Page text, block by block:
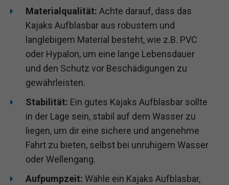
Materialqualität: Achte darauf, dass das
Kajaks Aufblasbar aus robustem und
langlebigem Material besteht, wie z.B. PVC
oder Hypalon, um eine lange Lebensdauer
und den Schutz vor Beschädigungen zu
gewährleisten.
Stabilität: Ein gutes Kajaks Aufblasbar sollte
in der Lage sein, stabil auf dem Wasser zu
liegen, um dir eine sichere und angenehme
Fahrt zu bieten, selbst bei unruhigem Wasser
oder Wellengang.
Aufpumpzeit: Wähle ein Kajaks Aufblasbar,